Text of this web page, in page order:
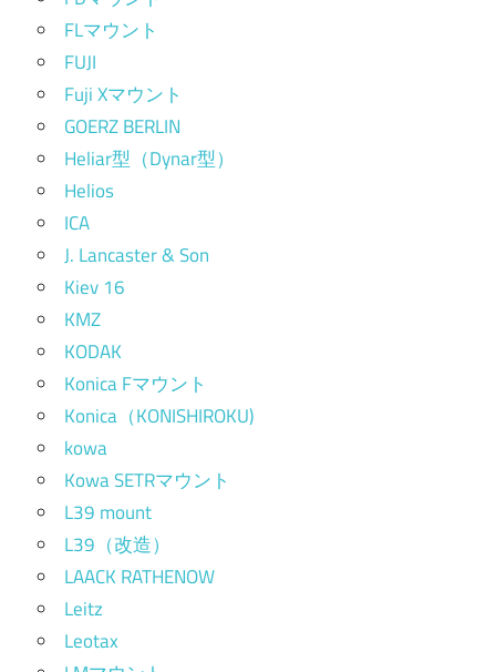
FLマウント
FUJI
Fuji Xマウント
GOERZ BERLIN
Heliar型（Dynar型）
Helios
ICA
J. Lancaster & Son
Kiev 16
KMZ
KODAK
Konica Fマウント
Konica（KONISHIROKU)
kowa
Kowa SETRマウント
L39 mount
L39（改造）
LAACK RATHENOW
Leitz
Leotax